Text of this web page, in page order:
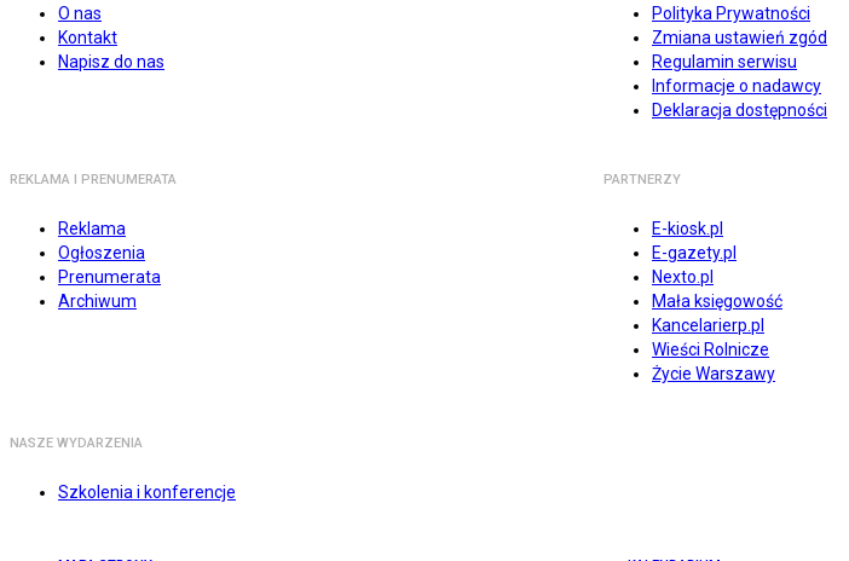
O nas
Kontakt
Napisz do nas
Polityka Prywatności
Zmiana ustawień zgód
Regulamin serwisu
Informacje o nadawcy
Deklaracja dostępności
REKLAMA I PRENUMERATA
Reklama
Ogłoszenia
Prenumerata
Archiwum
PARTNERZY
E-kiosk.pl
E-gazety.pl
Nexto.pl
Mała księgowość
Kancelarierp.pl
Wieści Rolnicze
Życie Warszawy
NASZE WYDARZENIA
Szkolenia i konferencje